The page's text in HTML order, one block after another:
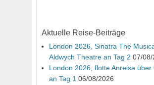
Aktuelle Reise-Beiträge
London 2026, Sinatra The
Aldwych Theatre an Tag 2 07/08/
London 2026, flotte Anreise über
an Tag 1 06/08/2026